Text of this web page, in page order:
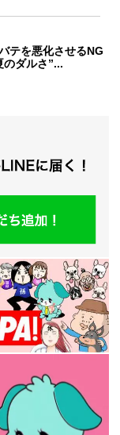
テを悪化させるNG
ダルさ”...